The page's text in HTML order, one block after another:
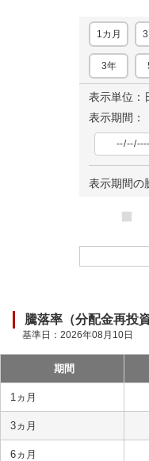
1カ月
3年
表示単位：
表示期間：
表示期間の
騰落率（分配金再投資
基準日： 2026年08月10日
期間
1ヵ月
3ヵ月
6ヵ月